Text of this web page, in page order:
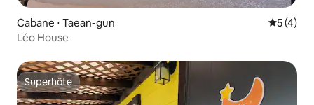
Cabane ⋅ Taean-gun
5 (4)
Léo House
Superhôte
Superhôte